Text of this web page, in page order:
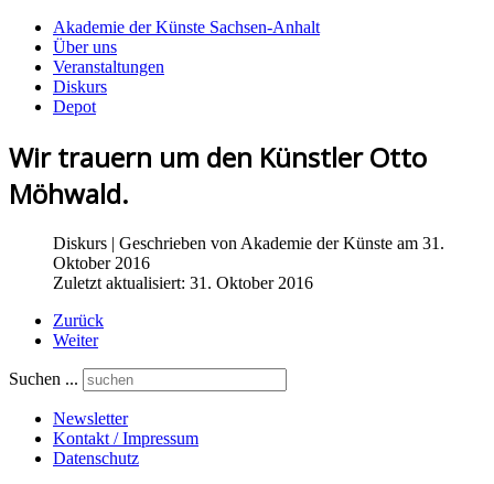
Akademie der Künste Sachsen-Anhalt
Über uns
Veranstaltungen
Diskurs
Depot
Wir trauern um den Künstler Otto
Möhwald.
Diskurs | Geschrieben von Akademie der Künste am 31.
Oktober 2016
Zuletzt aktualisiert: 31. Oktober 2016
Zurück
Weiter
Suchen ...
Newsletter
Kontakt / Impressum
Datenschutz